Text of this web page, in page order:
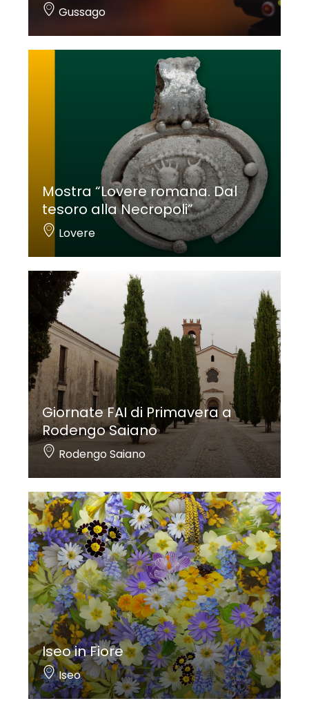
Gussago
Mostra “Lovere romana. Dal
tesoro alla Necropoli”
Lovere
Giornate FAI di Primavera a
Rodengo Saiano
Rodengo Saiano
Iseo in Fiore
Iseo